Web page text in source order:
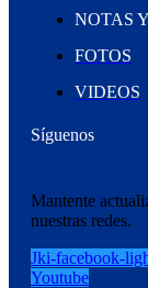
NOTAS
FOTOS
VIDEOS
Síguenos
Mantente
nuestras redes.
Jki-facebook-
Youtube